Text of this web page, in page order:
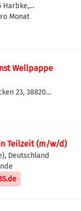
Streiff
Harbke,
Monat
Wellpappe
23, 38820
Teilzeit (m/w/d)
Deutschland